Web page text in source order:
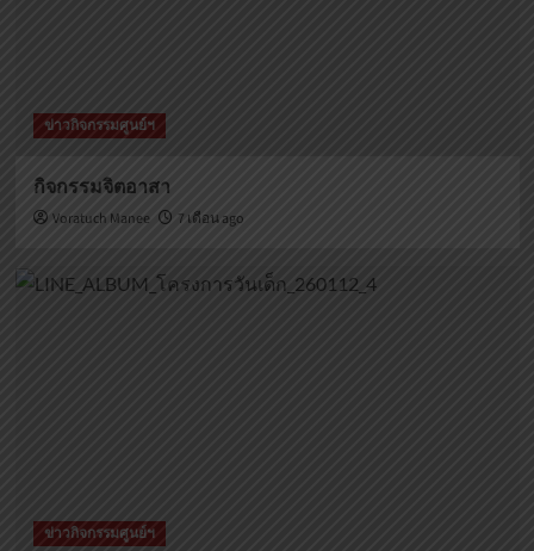
ข่าวกิจกรรมศูนย์ฯ
กิจกรรมจิตอาสา
Voratuch Manee 7 เดือน ago
ข่าวกิจกรรมศูนย์ฯ